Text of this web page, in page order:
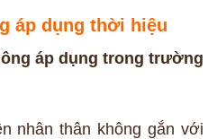
áp dụng thời hiệu
áp dụng trong trường
nhân thân không gắn với